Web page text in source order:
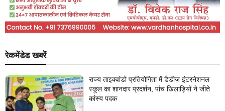
रेकमेंडेड खबरें
राज्य ताइक्वांडो प्रतियोगिता में डैडीज़ इंटरनेशनल
स्कूल का शानदार प्रदर्शन, पांच खिलाड़ियों ने जीते
कांस्य पदक